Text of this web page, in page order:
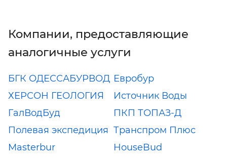
Компании, предоставляющие
аналогичные услуги
БГК ОДЕССАБУРВОД Евробур
ХЕРСОН ГЕОЛОГИЯ
Источник Воды
ГалВодБуд
ПКП ТОПАЗ-Д
Полевая экспедиция Транспром Плюс
Masterbur
HouseBud